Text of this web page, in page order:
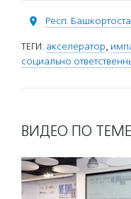
Респ.
ТЕГИ: акселератор,
социально
ВИДЕО ПО ТЕМЕ